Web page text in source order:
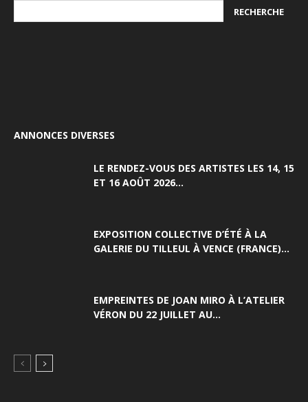
ANNONCES DIVERSES
LE RENDEZ-VOUS DES ARTISTES LES 14, 15
ET 16 AOÛT 2026...
EXPOSITION COLLECTIVE D’ÉTÉ À LA
GALERIE DU TILLEUL À VENCE (FRANCE)...
EMPREINTES DE JOAN MIRO À L’ATELIER
VÉRON DU 22 JUILLET AU...